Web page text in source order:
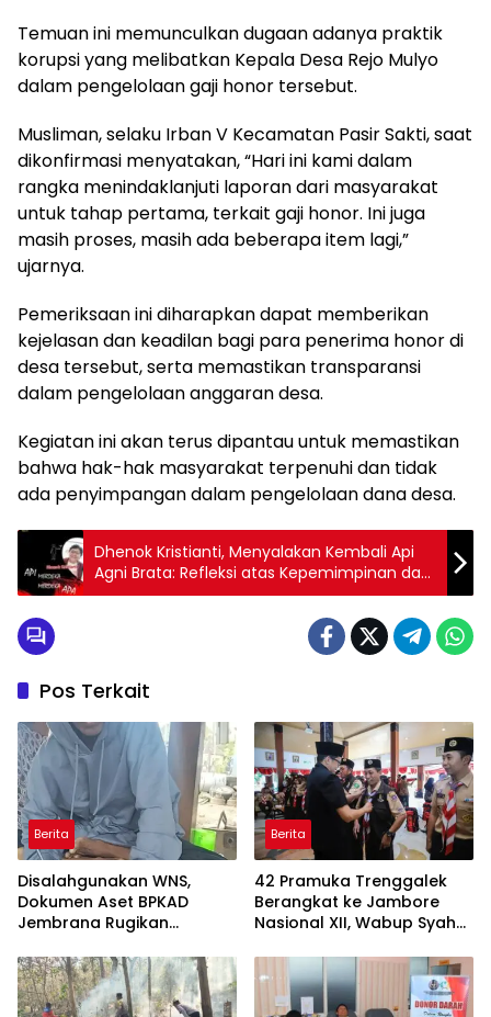
Temuan ini memunculkan dugaan adanya praktik
korupsi yang melibatkan Kepala Desa Rejo Mulyo
dalam pengelolaan gaji honor tersebut.
Musliman, selaku Irban V Kecamatan Pasir Sakti, saat
dikonfirmasi menyatakan, “Hari ini kami dalam
rangka menindaklanjuti laporan dari masyarakat
untuk tahap pertama, terkait gaji honor. Ini juga
masih proses, masih ada beberapa item lagi,”
ujarnya.
Pemeriksaan ini diharapkan dapat memberikan
kejelasan dan keadilan bagi para penerima honor di
desa tersebut, serta memastikan transparansi
dalam pengelolaan anggaran desa.
Kegiatan ini akan terus dipantau untuk memastikan
bahwa hak-hak masyarakat terpenuhi dan tidak
ada penyimpangan dalam pengelolaan dana desa.
Dhenok Kristianti, Menyalakan Kembali Api
Agni Brata: Refleksi atas Kepemimpinan dan
Semangat Merdeka di Indonesia
Pos Terkait
Berita
Disalahgunakan WNS,
Dokumen Aset BPKAD
Jembrana Rugikan
Berita
42 Pramuka Trenggalek
Berangkat ke Jambore
Nasional XII, Wabup Syah
Daerah